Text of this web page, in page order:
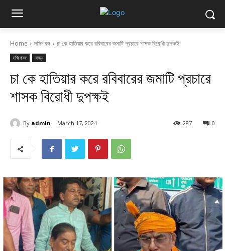
Home দক্ষিণবঙ্গ চা কে হাতিয়ার করে রবিবারের জমাটি প্রচারে শাসক বিরোধী দুপক্ষই
দক্ষিণবঙ্গ রাজ্য
চা কে হাতিয়ার করে রবিবারের জমাটি প্রচারে
শাসক বিরোধী দুপক্ষই
By admin March 17, 2024 0
287